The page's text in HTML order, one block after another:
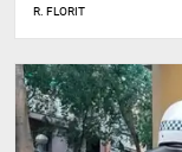
R. FLORIT